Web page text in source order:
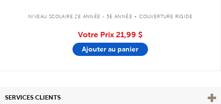
NIVEAU SCOLAIRE 2E ANNÉE - 5E ANNÉE . COUVERTURE RIGIDE
Votre Prix 21,99 $
Ajouter au panier
SERVICES CLIENTS